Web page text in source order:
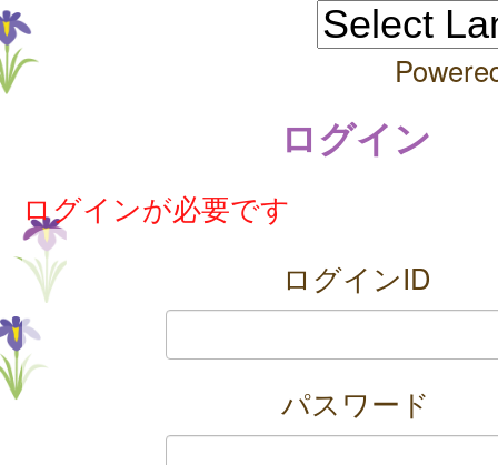
ログイン
ログインが必要です
ログインID
パスワード